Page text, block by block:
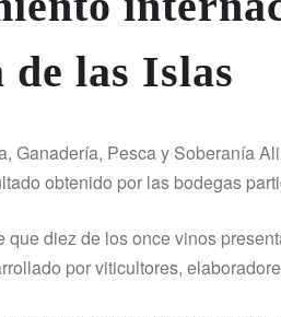
las Islas
Ganadería, Pesca y Soberanía
obtenido por las bodegas
que diez de los once vinos
por viticultores,